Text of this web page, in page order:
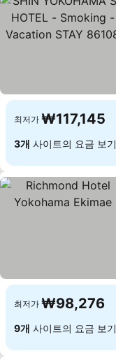
최저가 ₩117,145
3개 사이트의 요금 보기
최저가 ₩98,276
9개 사이트의 요금 보기